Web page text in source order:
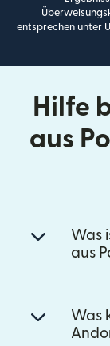
entsprechen unter
Hilfe
aus
Was
aus
Was